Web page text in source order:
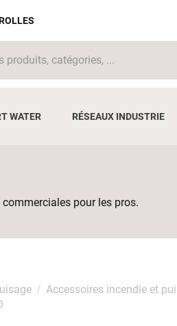
WATER RÉSEAUX INDUSTRIE
pour les pros.
Accessoires incendie et